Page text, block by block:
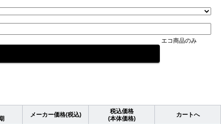
エコ商品のみ
メーカー価格(税込)
税込価格
(本体価格)
カートへ